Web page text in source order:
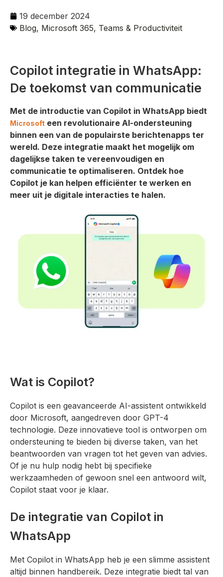
19 december 2024
Blog, Microsoft 365, Teams & Productiviteit
Copilot integratie in WhatsApp:
De toekomst van communicatie
Met de introductie van Copilot in WhatsApp biedt
Microsoft een revolutionaire AI-ondersteuning
binnen een van de populairste berichtenapps ter
wereld. Deze integratie maakt het mogelijk om
dagelijkse taken te vereenvoudigen en
communicatie te optimaliseren. Ontdek hoe
Copilot je kan helpen efficiënter te werken en
meer uit je digitale interacties te halen.
Wat is Copilot?
Copilot is een geavanceerde AI-assistent ontwikkeld
door Microsoft, aangedreven door GPT-4
technologie. Deze innovatieve tool is ontworpen om
ondersteuning te bieden bij diverse taken, van het
beantwoorden van vragen tot het geven van advies.
Of je nu hulp nodig hebt bij specifieke
werkzaamheden of gewoon snel een antwoord wilt,
Copilot staat voor je klaar.
De integratie van Copilot in
WhatsApp
Met Copilot in WhatsApp heb je een slimme assistent
altijd binnen handbereik. Deze integratie biedt tal van